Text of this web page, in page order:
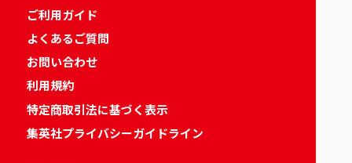
ご利用ガイド
よくあるご質問
お問い合わせ
利用規約
特定商取引法に基づく表示
集英社プライバシーガイドライン